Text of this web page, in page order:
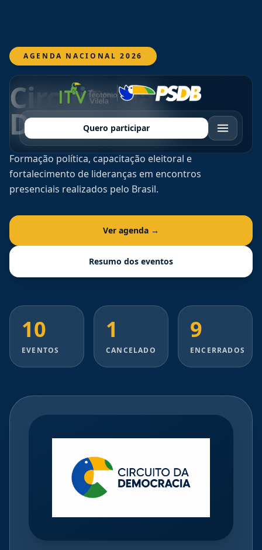
Quero participar
AGENDA NACIONAL 2026
Circuito da
Democracia
Formação política, capacitação eleitoral e
fortalecimento de lideranças em encontros
presenciais realizados pelo Brasil.
Ver agenda →
Resumo dos eventos
10
EVENTOS
1
CANCELADO
9
ENCERRADOS